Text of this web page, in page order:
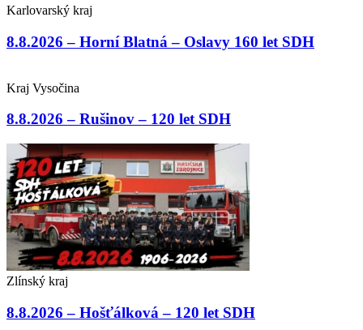
Karlovarský kraj
8.8.2026 – Horní Blatná – Oslavy 160 let SDH
Kraj Vysočina
8.8.2026 – Rušinov – 120 let SDH
Zlínský kraj
8.8.2026 – Hošťálková – 120 let SDH